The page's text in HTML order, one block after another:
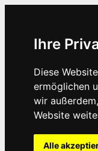
Ihre
Diese
ermöglichen
wir
Website
Alle